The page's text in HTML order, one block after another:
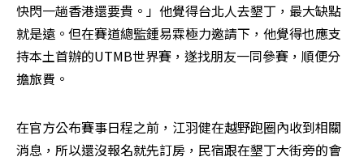
快閃一趟香港還要貴。」他覺得台北人去墾丁，最大缺點
就是遠。但在賽道總監鍾易霖極力邀請下，他覺得也應支
持本土首辦的UTMB世界賽，遂找朋友一同參賽，順便分
擔旅費。
在官方公布賽事日程之前，江羽健在越野跑圈內收到相關
消息，所以還沒報名就先訂房，民宿跟在墾丁大街旁的會